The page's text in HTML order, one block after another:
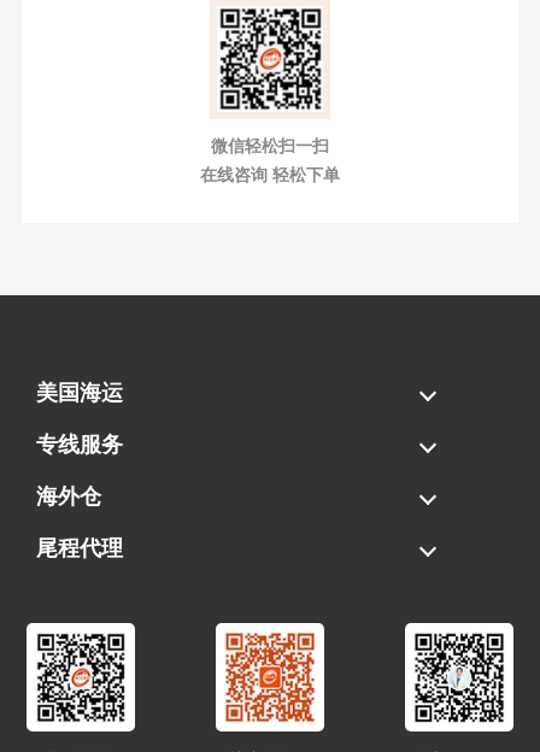
微信轻松扫一扫
在线咨询 轻松下单
美国海运
海运拼柜
海运整柜
美国海卡
加拿大海运
专线服务
FBA专线直送
超大件专线
AWD专线
电池专线
海外仓
一件代发
FBA中转
贴标换标
拆柜/存储
尾程代理